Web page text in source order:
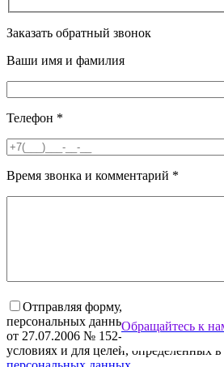
Заказать обратный звонок
Ваши имя и фамилия
Телефон *
Время звонка и комментарий *
Отправляя форму, я даю своё
персональных данных в
от 27.07.2006 № 152-ФЗ «О
условиях и для целей, определённых в
Обращайтесь к